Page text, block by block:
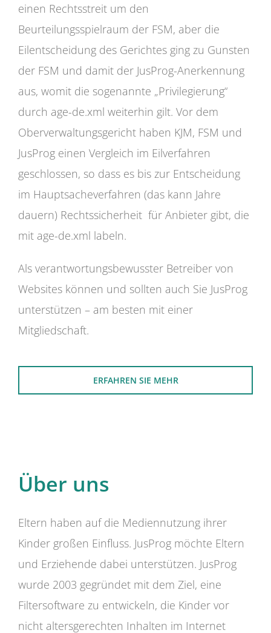
einen Rechtsstreit um den
Beurteilungsspielraum der FSM, aber die
Eilentscheidung des Gerichtes ging zu Gunsten
der FSM und damit der JusProg-Anerkennung
aus, womit die sogenannte „Privilegierung“
durch age-de.xml weiterhin gilt. Vor dem
Oberverwaltungsgericht haben KJM, FSM und
JusProg einen Vergleich im Eilverfahren
geschlossen, so dass es bis zur Entscheidung
im Hauptsacheverfahren (das kann Jahre
dauern) Rechtssicherheit für Anbieter gibt, die
mit age-de.xml labeln.
Als verantwortungsbewusster Betreiber von
Websites können und sollten auch Sie JusProg
unterstützen – am besten mit einer
Mitgliedschaft.
ERFAHREN SIE MEHR
Über uns
Eltern haben auf die Mediennutzung ihrer
Kinder großen Einfluss. JusProg möchte Eltern
und Erziehende dabei unterstützen. JusProg
wurde 2003 gegründet mit dem Ziel, eine
Filtersoftware zu entwickeln, die Kinder vor
nicht altersgerechten Inhalten im Internet